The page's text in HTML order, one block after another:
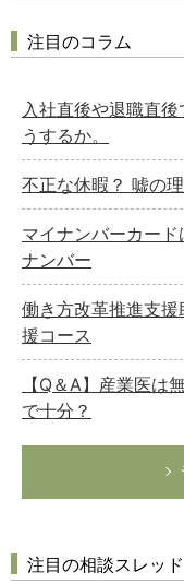
注目のコラム
入社直後や退職直
うするか。
不正な休暇？ 嘘の
マイナンバーカー
ナンバー
働き方改革推進支
援コース
【Q＆A】産業医は
で十分？
注目の相談スレッド